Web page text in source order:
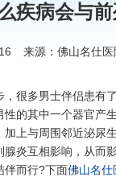
疾病会与
来源：佛山名仕医
多男士伴侣患有
的其中一个器官产
上与周围邻近泌尿
腺炎互相影响，从而
伴而行?下面佛山名仕